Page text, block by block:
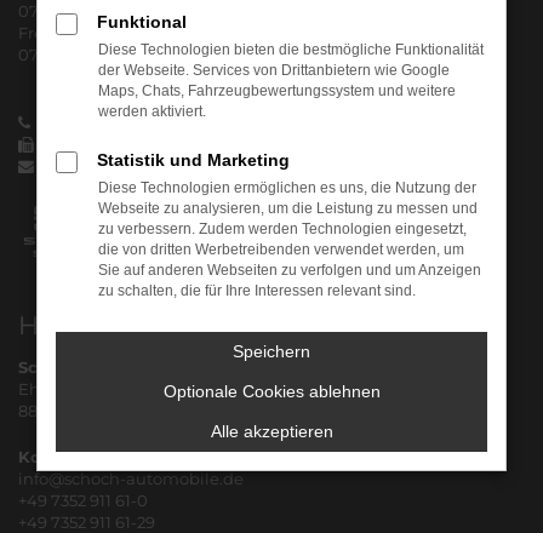
07:30 - 17:00 Uhr
Freitag
07:30 - 15:00 Uhr
+49 7352 911 61-0
info@schoch-automobile.de
Herausgeber
Schoch Automobile e.K.
Ehinger Str. 10
88416 Reinstetten
Kommunikation
info@schoch-automobile.de
+49 7352 911 61-0
+49 7352 911 61-29
Funktional
Diese Technologien bieten die bestmögliche Funktionalität
der Webseite. Services von Drittanbietern wie Google
Maps, Chats, Fahrzeugbewertungssystem und weitere
werden aktiviert.
Statistik und Marketing
Diese Technologien ermöglichen es uns, die Nutzung der
Webseite zu analysieren, um die Leistung zu messen und
zu verbessern. Zudem werden Technologien eingesetzt,
die von dritten Werbetreibenden verwendet werden, um
Sie auf anderen Webseiten zu verfolgen und um Anzeigen
zu schalten, die für Ihre Interessen relevant sind.
Speichern
Optionale Cookies ablehnen
Alle akzeptieren